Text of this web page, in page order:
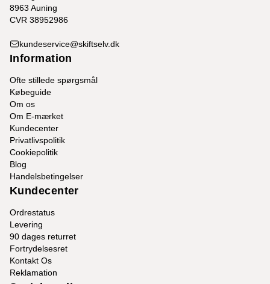
8963 Auning
CVR 38952986
kundeservice@skiftselv.dk
Information
Ofte stillede spørgsmål
Købeguide
Om os
Om E-mærket
Kundecenter
Privatlivspolitik
Cookiepolitik
Blog
Handelsbetingelser
Kundecenter
Ordrestatus
Levering
90 dages returret
Fortrydelsesret
Kontakt Os
Reklamation